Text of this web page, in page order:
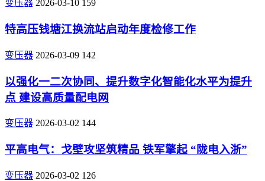
变压器 2026-03-10 159
特高压钱塘江换流站启动年度检修工作
变压器 2026-03-09 142
以强化一二次协同、提升数字化智能化水平为提升
点 建设高质量配电网
变压器 2026-03-02 144
平高电气：戈壁攻坚筑精品 铁军擎起 “陇电入浙”
变压器 2026-03-02 126